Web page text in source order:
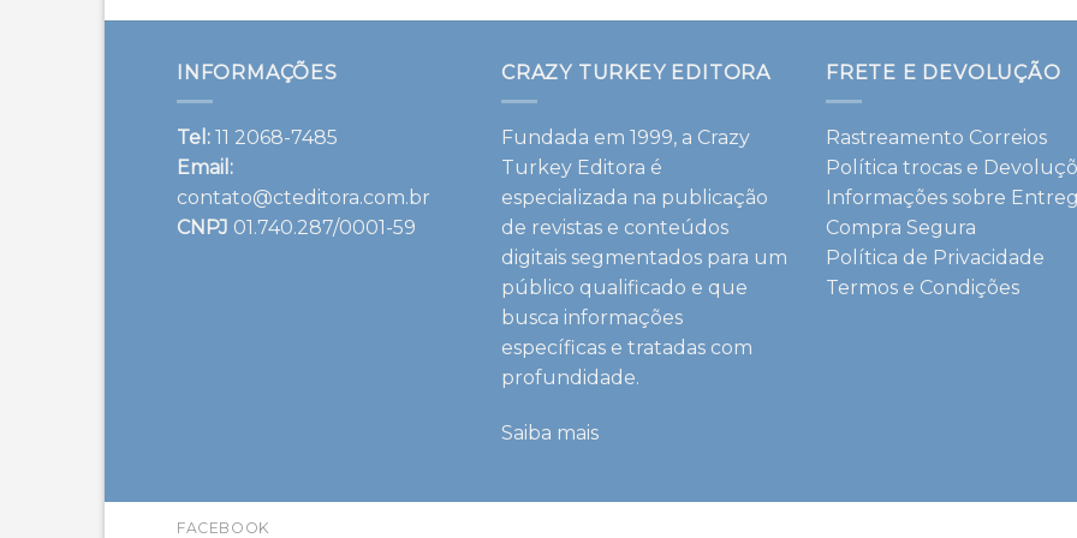
INFORMAÇÕES
Tel: 11 2068-7485
Email:
contato@cteditora.com.br
CNPJ 01.740.287/0001-59
CRAZY TURKEY EDITORA
Fundada em 1999, a Crazy
Turkey Editora é
especializada na publicação
de revistas e conteúdos
digitais segmentados para um
público qualificado e que
busca informações
específicas e tratadas com
profundidade.
Saiba mais
FRETE E DEVOLUÇÃO
Rastreamento Correios
Política trocas e
Informações sobre
Compra Segura
Política de Privacidade
Termos e Condições
FACEBOOK